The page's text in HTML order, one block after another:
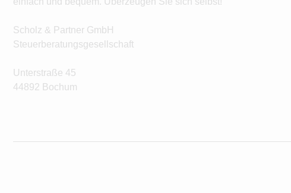
Scholz & Partner GmbH
Steuerberatungsgesellschaft
Unterstraße 45
44892 Bochum